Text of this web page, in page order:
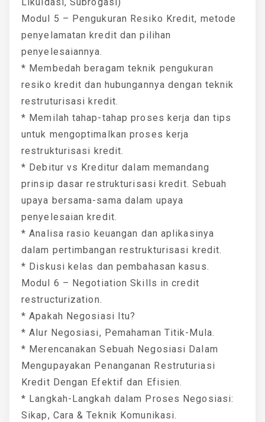
Modul 5 – Pengukuran Resiko Kredit, metode
penyelamatan kredit dan pilihan
penyelesaiannya.
* Membedah beragam teknik pengukuran
resiko kredit dan hubungannya dengan teknik
restruturisasi kredit.
* Memilah tahap-tahap proses kerja dan tips
untuk mengoptimalkan proses kerja
restrukturisasi kredit.
* Debitur vs Kreditur dalam memandang
prinsip dasar restrukturisasi kredit. Sebuah
upaya bersama-sama dalam upaya
penyelesaian kredit.
* Analisa rasio keuangan dan aplikasinya
dalam pertimbangan restrukturisasi kredit.
* Diskusi kelas dan pembahasan kasus.
Modul 6 – Negotiation Skills in credit
restructurization.
* Apakah Negosiasi Itu?
* Alur Negosiasi, Pemahaman Titik-Mula.
* Merencanakan Sebuah Negosiasi Dalam
Mengupayakan Penanganan Restruturiasi
Kredit Dengan Efektif dan Efisien.
* Langkah-Langkah dalam Proses Negosiasi:
Sikap, Cara & Teknik Komunikasi.